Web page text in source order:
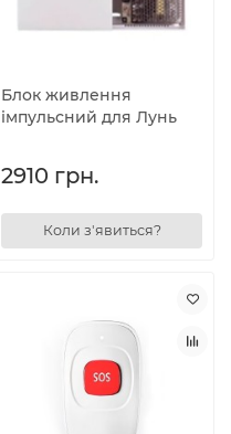
Блок живлення
імпульсний для Лунь
2910 грн.
Коли з'явиться?